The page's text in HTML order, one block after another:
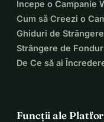
Începe o Campanie
Cum să Creezi o
Ghiduri de
Strângere de
De Ce să ai
Funcții ale